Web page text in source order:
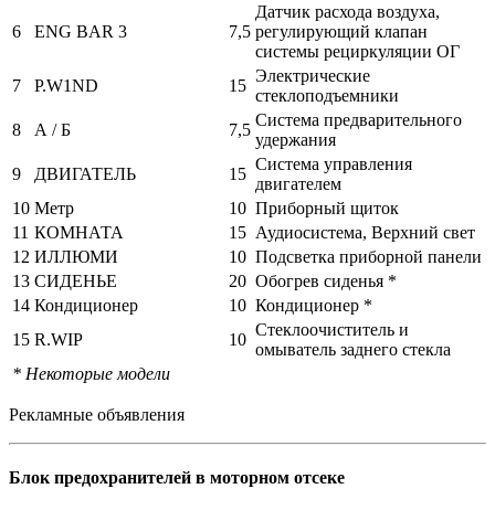
6 ENG BAR 3 7,5
Датчик расхода воздуха,
регулирующий клапан
системы рециркуляции ОГ
7
P.W1ND 15
Электрические
стеклоподъемники
8
А / Б 7,5
Система предварительного
удержания
9
ДВИГАТЕЛЬ 15
Система управления
двигателем
10 Метр 10 Приборный щиток
11 КОМНАТА 15 Аудиосистема, Верхний свет
12 ИЛЛЮМИ 10 Подсветка приборной панели
13 СИДЕНЬЕ 20 Обогрев сиденья *
14 Кондиционер 10 Кондиционер *
15 R.WIP 10
Стеклоочиститель и
омыватель заднего стекла
* Некоторые модели
Рекламные объявления
Блок предохранителей в моторном отсеке